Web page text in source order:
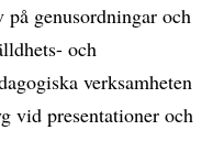
genusordningar och
och
verksamheten
vid presentationer och